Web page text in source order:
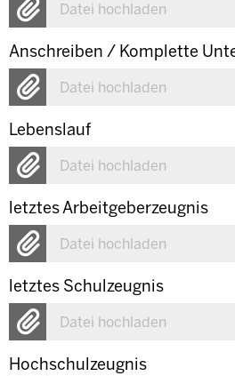
Datei hochladen
Anschreiben / Komplette
Datei hochladen
Lebenslauf
Datei hochladen
letztes Arbeitgeberzeugnis
Datei hochladen
letztes Schulzeugnis
Datei hochladen
Hochschulzeugnis